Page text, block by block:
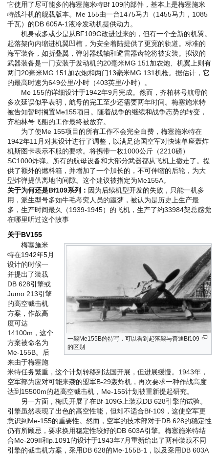
它使用了尽可能多的梅塞施米特Bf 109的部件，基本上是梅塞施米
特战斗机的舰载版本。Me 155由一台1475马力（1455马力，1085
千瓦）的DB 605A-1液冷发动机提供动力。
机身或多或少是从BF109G改进过来的，但有一个全新的机翼。
起落架向内缩进机翼凹槽，为安全着陆提供了更宽的轨道。标准的
海军装备，如折叠翼，弹射器线轴和避雷器齿轮将被安装。拟议的
武器装备是一门安装于发动机的20毫米MG 151加农炮、机翼上则有
两门20毫米MG 151加农炮和两门13毫米MG 131机枪。据估计，它
的最高时速为649公里/小时（403英里/小时）。
Me 155的详细设计于1942年9月完成。然而，齐柏林号航母的
多次延误似乎表明，航母的完工至少还需要两年时间。梅塞施米特
被告知暂时搁置Me155项目。随着战争的继续和战争态势的转变，
齐柏林号飞船的工作最终被放弃。
为了使Me 155项目的所有工作不会完全白费，梅塞施米特在
1942年11月对其设计进行了调整，以满足德国空军对快速单座轰炸
机斯图卡表示不服的要求。将携带一枚1000公斤（2210磅）
SC1000炸弹。所有的航母设备和大部分武器都从飞机上撤走了。提
供了额外的燃料箱，并增加了一个加长的，不可伸缩的后轮，为大
型炸弹提供离地的间隙。这个建议被指定为Me155A。
关于为何还是Bf109系列： 因为后续机型开发的失败，只能一机多
用，派生型号多如牛毛考究人员的噩梦 ，被认为是历史上生产最
多，生产时间最久（1939-1945）的飞机，生产了约33984架总感觉
在哪里听过这个故事
关于BV155
一架Me155B的特写，可以看到起落架与普通Bf109
的区别
梅塞施米
特在1942年5月
设计的时候一
并提出了装载
DB 628引擎或
Jumo 213引擎
的高空截击机
方案，作战高
度可达
14100m，这个
方案被命名为
Me-155B。后
来由于梅塞施
米特任务繁重，这个计划转移到法国开展，但进展缓慢。1943年，
空军部为应对可能来袭的盟军B-29轰炸机，再次要求一种作战高度
达到15500m的超高空截击机，Me-155计划被重新提起研究。
另一方面，梅氏开展了在Bf-109G上装载DB 628引擎的试验。
引擎虽然表现了出色的高空性能，但却不适合Bf-109，这使空军更
意识到Me-155的重要性。然而，空军的技术部对于DB 628的稳定性
仍有所顾忌，要求换用稳定性较好的DB 603A引擎。梅塞施米特结
合Me-209II和p.1091的设计于1943年7月重新给出了两种装载不同
引擎的截击机方案，采用DB 628的Me-155B-1，以及采用DB 603A